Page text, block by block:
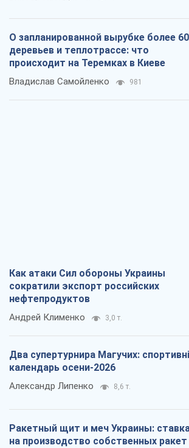
О запланированной вырубке более
деревьев и теплотрассе: что
происходит на Теремках в Киеве
Владислав Самойленко 981
Как атаки Сил обороны Украины
сократили экспорт российских
нефтепродуктов
Андрей Клименко 3,0 т.
Два супертурнира Магучих:
календарь осени-2026
Александр Липенко 8,6 т.
Ракетный щит и меч Украины:
на производство собственных ракет